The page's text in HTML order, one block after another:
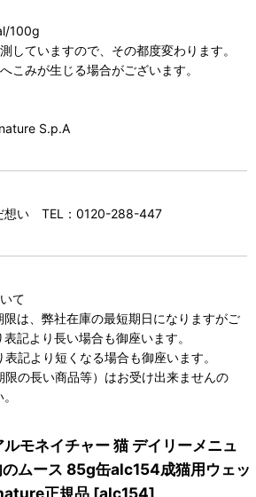
100g
していますので、その都度変わります。
こみが生じる場合がございます。
S.p.A
想い TEL：0120-288-447
て
限は、弊社在庫の最短期日になりますがご
記より長い場合も御座います。
記より短くなる場合も御座います。
の長い商品等）はお受け出来ませんの
モネイチャー 猫 デイリーメニュ
ムース 85g缶alc154成猫用ウェッ
正規品 [alc154]